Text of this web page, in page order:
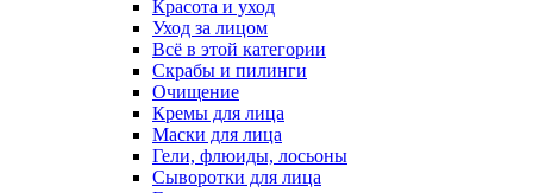
Красота и уход
Уход за лицом
Всё в этой категории
Скрабы и пилинги
Очищение
Кремы для лица
Маски для лица
Гели, флюиды, лосьоны
Сыворотки для лица